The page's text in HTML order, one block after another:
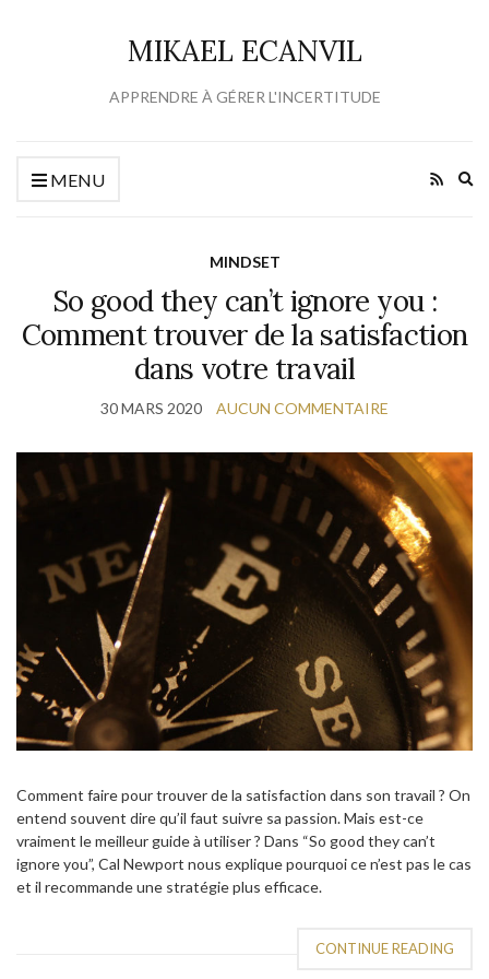
MIKAEL ECANVIL
APPRENDRE À GÉRER L'INCERTITUDE
MENU
MINDSET
So good they can’t ignore you :
Comment trouver de la satisfaction
dans votre travail
30 MARS 2020 AUCUN COMMENTAIRE
Comment faire pour trouver de la satisfaction dans son travail ? On
entend souvent dire qu’il faut suivre sa passion. Mais est-ce
vraiment le meilleur guide à utiliser ? Dans “So good they can’t
ignore you”, Cal Newport nous explique pourquoi ce n’est pas le cas
et il recommande une stratégie plus efficace.
CONTINUE READING